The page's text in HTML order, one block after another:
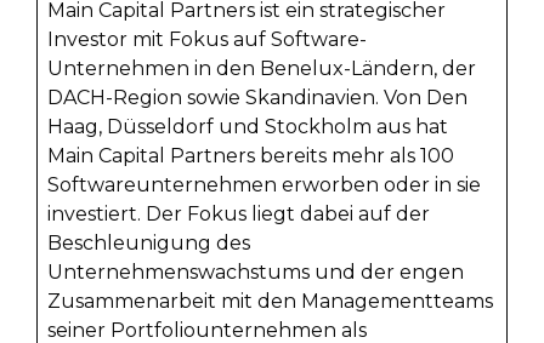
Main Capital Partners ist ein strategischer
Investor mit Fokus auf Software-
Unternehmen in den Benelux-Ländern, der
DACH-Region sowie Skandinavien. Von Den
Haag, Düsseldorf und Stockholm aus hat
Main Capital Partners bereits mehr als 100
Softwareunternehmen erworben oder in sie
investiert. Der Fokus liegt dabei auf der
Beschleunigung des
Unternehmenswachstums und der engen
Zusammenarbeit mit den Managementteams
seiner Portfoliounternehmen als